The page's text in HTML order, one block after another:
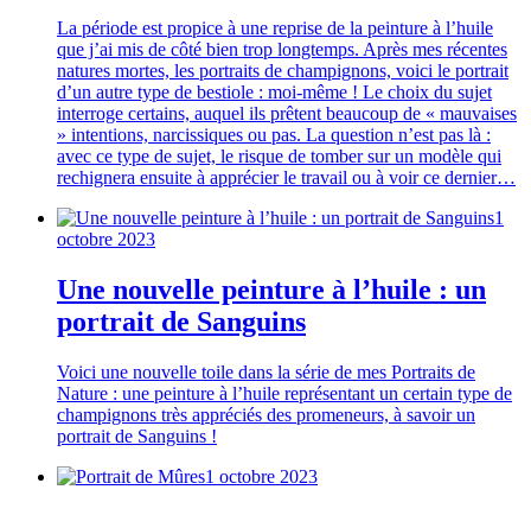
La période est propice à une reprise de la peinture à l’huile
que j’ai mis de côté bien trop longtemps. Après mes récentes
natures mortes, les portraits de champignons, voici le portrait
d’un autre type de bestiole : moi-même ! Le choix du sujet
interroge certains, auquel ils prêtent beaucoup de « mauvaises
» intentions, narcissiques ou pas. La question n’est pas là :
avec ce type de sujet, le risque de tomber sur un modèle qui
rechignera ensuite à apprécier le travail ou à voir ce dernier…
1
octobre 2023
Une nouvelle peinture à l’huile : un
portrait de Sanguins
Voici une nouvelle toile dans la série de mes Portraits de
Nature : une peinture à l’huile représentant un certain type de
champignons très appréciés des promeneurs, à savoir un
portrait de Sanguins !
1 octobre 2023